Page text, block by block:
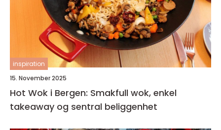
inspiration
15. November 2025
Hot Wok i Bergen: Smakfull wok, enkel
takeaway og sentral beliggenhet